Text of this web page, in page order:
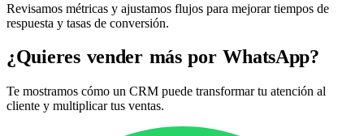
Revisamos métricas y ajustamos flujos para mejorar tiempos de
respuesta y tasas de conversión.
¿Quieres vender más por WhatsApp?
Te mostramos cómo un CRM puede transformar tu atención al
cliente y multiplicar tus ventas.